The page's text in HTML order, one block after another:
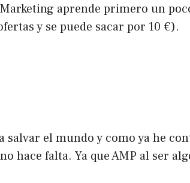
aprende primero un
y se puede sacar por 10 €).
salvar el mundo y como ya he
hace falta. Ya que AMP al ser